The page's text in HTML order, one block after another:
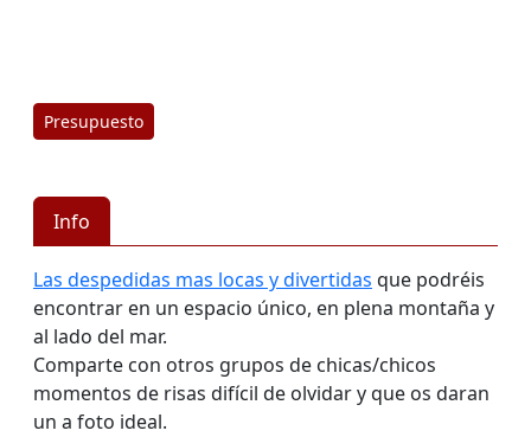
Presupuesto
Info
Las despedidas mas locas y divertidas que podréis
encontrar en un espacio único, en plena montaña y
al lado del mar.
Comparte con otros grupos de chicas/chicos
momentos de risas difícil de olvidar y que os daran
un a foto ideal.